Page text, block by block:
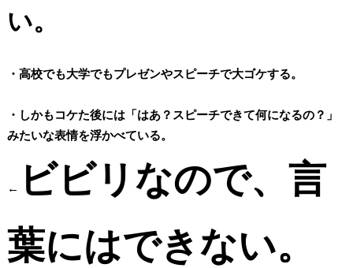
い。
・高校でも大学でもプレゼンやスピーチで大ゴケする。
・しかもコケた後には「はあ？スピーチできて何になるの？」
みたいな表情を浮かべている。
←
ビビリなので、言
葉にはできない。